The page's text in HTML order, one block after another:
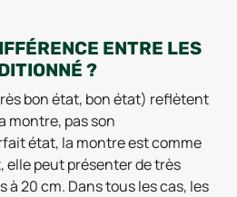
ENTRE LES
?
bon état, bon état) reflètent
montre, pas son
état, la montre est comme
elle peut présenter de très
à 20 cm. Dans tous les cas, les